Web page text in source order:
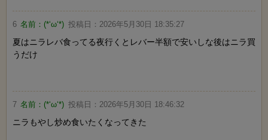
6 名前： (*‘ω‘*) 投稿日： 2026年5月30日 18:35:27
夏はニラレバ食ってる夜行くとレバー半額で安いしな後はニラ買
うだけ
7 名前： (*‘ω‘*) 投稿日： 2026年5月30日 18:46:32
ニラもやし炒め食いたくなってきた